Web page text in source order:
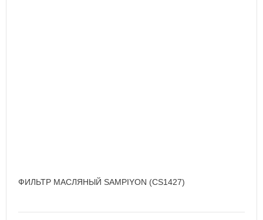
ФИЛЬТР МАСЛЯНЫЙ SAMPIYON (CS1427)